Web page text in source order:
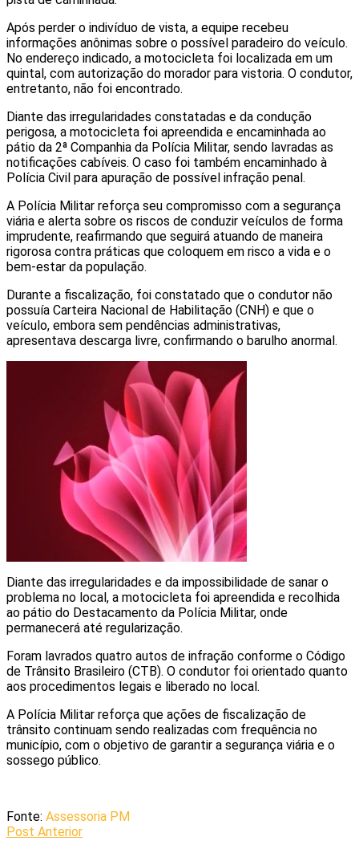
Após perder o indivíduo de vista, a equipe recebeu
informações anônimas sobre o possível paradeiro do veículo.
No endereço indicado, a motocicleta foi localizada em um
quintal, com autorização do morador para vistoria. O condutor,
entretanto, não foi encontrado.
Diante das irregularidades constatadas e da condução
perigosa, a motocicleta foi apreendida e encaminhada ao
pátio da 2ª Companhia da Polícia Militar, sendo lavradas as
notificações cabíveis. O caso foi também encaminhado à
Polícia Civil para apuração de possível infração penal.
A Polícia Militar reforça seu compromisso com a segurança
viária e alerta sobre os riscos de conduzir veículos de forma
imprudente, reafirmando que seguirá atuando de maneira
rigorosa contra práticas que coloquem em risco a vida e o
bem-estar da população.
Durante a fiscalização, foi constatado que o condutor não
possuía Carteira Nacional de Habilitação (CNH) e que o
veículo, embora sem pendências administrativas,
apresentava descarga livre, confirmando o barulho anormal.
Diante das irregularidades e da impossibilidade de sanar o
problema no local, a motocicleta foi apreendida e recolhida
ao pátio do Destacamento da Polícia Militar, onde
permanecerá até regularização.
Foram lavrados quatro autos de infração conforme o Código
de Trânsito Brasileiro (CTB). O condutor foi orientado quanto
aos procedimentos legais e liberado no local.
A Polícia Militar reforça que ações de fiscalização de
trânsito continuam sendo realizadas com frequência no
município, com o objetivo de garantir a segurança viária e o
sossego público.
Fonte: Assessoria PM
Post Anterior